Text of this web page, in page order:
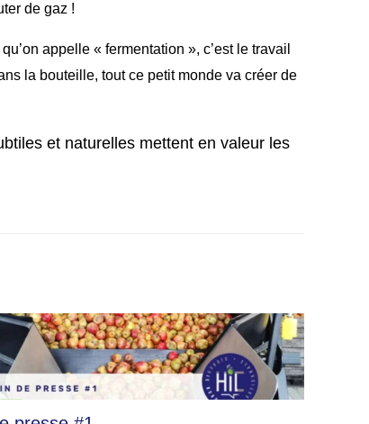
de gaz !
appelle « fermentation », c’est le travail
la bouteille, tout ce petit monde va créer de
et naturelles mettent en valeur les